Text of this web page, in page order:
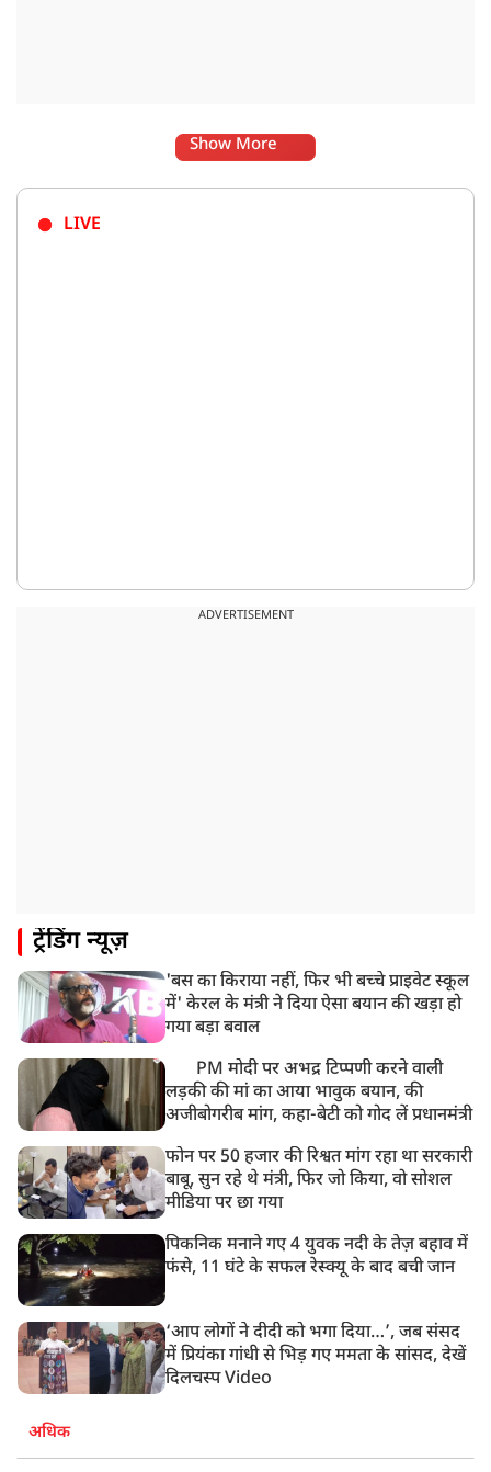
Show More
LIVE
ADVERTISEMENT
ट्रेंडिंग न्यूज़
'बस का किराया नहीं, फिर भी बच्चे प्राइवेट स्कूल
में' केरल के मंत्री ने दिया ऐसा बयान की खड़ा हो
गया बड़ा बवाल
PM मोदी पर अभद्र टिप्पणी करने वाली
लड़की की मां का आया भावुक बयान, की
अजीबोगरीब मांग, कहा-बेटी को गोद लें प्रधानमंत्री
फोन पर 50 हजार की रिश्वत मांग रहा था सरकारी
बाबू, सुन रहे थे मंत्री, फिर जो किया, वो सोशल
मीडिया पर छा गया
पिकनिक मनाने गए 4 युवक नदी के तेज़ बहाव में
फंसे, 11 घंटे के सफल रेस्क्यू के बाद बची जान
‘आप लोगों ने दीदी को भगा दिया…’, जब संसद
में प्रियंका गांधी से भिड़ गए ममता के सांसद, देखें
दिलचस्प Video
अधिक